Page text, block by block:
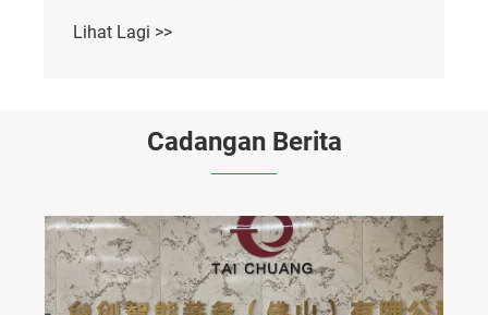
Lihat Lagi >>
Cadangan Berita